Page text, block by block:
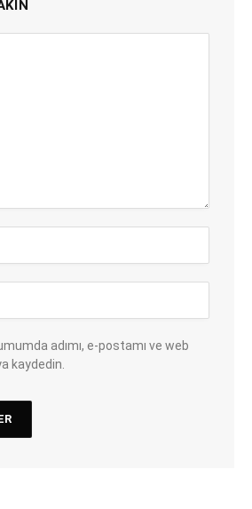
adımı, e-postamı ve web
kaydedin.